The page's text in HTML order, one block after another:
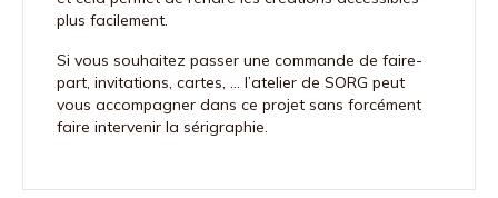
plus facilement.
Si vous souhaitez passer une commande de faire-
part, invitations, cartes, … l’atelier de SORG peut
vous accompagner dans ce projet sans forcément
faire intervenir la sérigraphie.